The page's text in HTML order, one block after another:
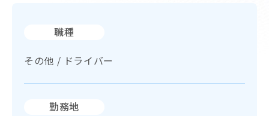
職種
その他 / ドライバー
勤務地